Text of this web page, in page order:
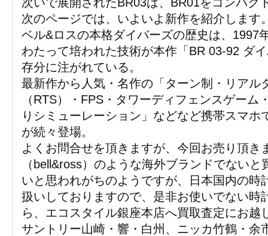
次のページでは、いよいよ新作を紹介します
ベル&ロスの本格ダイバーズの歴史は、1997
わたって培われた技術が本作「BR 03-92 ダ
存分に注がれている。
最新作から人気・名作の「ターン制・リアル
（RTS）・FPS・タワーディフェンスゲーム
りシミューレーション」などなど携帯スマホ
が続々登場。
よくお問合せを頂きますが、今回お売り頂き
（bell&ross）のような海外ブランドでない
いと思われがちのようですが、日本国内の時
扱いしておりますので、是非お使いでない時
ら、エコスタイル銀座本店へ買取査定にお越
サントリー山崎・響・白州、ニッカ竹鶴・余